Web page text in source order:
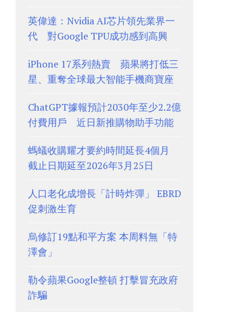
英偉達：Nvidia AI芯片領先業界一
代 對Google TPU成功感到高興
iPhone 17系列熱賣 蘋果將打低三
星、重奪全球最大智能手機商寶座
ChatGPT據報預計2030年至少2.2億
付費用戶 近日新推購物助手功能
螞蟻收購耀才要約時間延長4個月
截止日期延至2026年3月25日
人口老化成增長「計時炸彈」 EBRD
促刺激生育
烏修訂19點和平方案 本周料無「特
澤會」
勒令蘋果Google整頓 打擊冒充政府
詐騙